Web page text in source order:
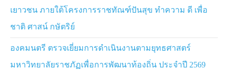
ทั้งนี้ โรงเรียนประสบปัญหาสนามกีฬาไม่เพียงพอต่อจำนวน
นักเรียน เนื่องจากมีพื้นที่จำกัด โดยมัสยิดที่อยู่ติดกันได้
อนุเคราะห์พื้นที่ทำสนามฟุตซอล สำหรับปัญหาระบบไฟฟ้า
ของอาคารเรียน อายุ 50 ปี ที่มีสภาพชำรุด ทรุดโทรม ไม่
พร้อมใช้งาน ได้รับการจัดสรรงบประมาณซ่อมแซมจาก
เยาวชน ภายใต้โครงการราชทัณฑ์ปันสุข ทำความ ดี เพื่อ
ชาติ ศาสน์ กษัตริย์
องคมนตรี ตรวจเยี่ยมการดำเนินงานตามยุทธศาสตร์
มหาวิทยาลัยราชภัฏเพื่อการพัฒนาท้องถิ่น ประจำปี 2569